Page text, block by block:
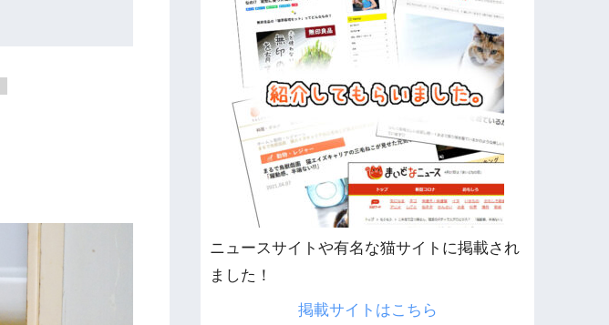
ニュースサイトや有名な猫サイトに掲載され
ました！
掲載サイトはこちら